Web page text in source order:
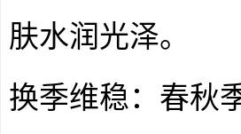
肤水润光泽。
换季维稳：春秋